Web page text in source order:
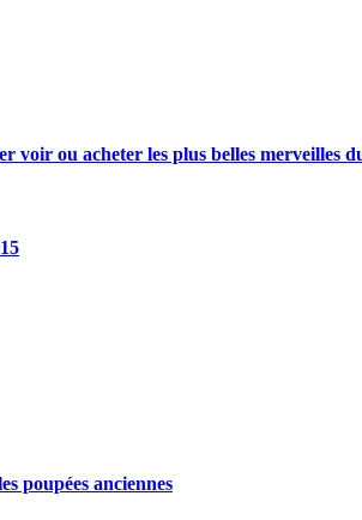
voir ou acheter les plus belles merveilles
poupées anciennes